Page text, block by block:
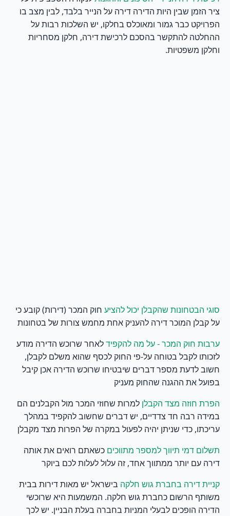
ציר הזמן שבין היות הדירה דירה על הנייר בלבד, לבין מצב בו
הפרויקט כבר גמור ומאוכלס בחלקו, יש השלכות רבות על
ההחלטה להתקשר בהסכם לרכישת דירה, חלקן מסחריות
וחלקן משפטיות.
סוגי הבטחונות שהקבלן יכול להציע חוק המכר (דירות) קובע כי
על קבלן המוכר דירה להעניק אחת מחמש צורות של בטחונות
ערבות חוק המכר - על מה להקפיד לאחר שרוכש הדירה מודע
לזכותו לקבל בטוחה על-פי החוק לכסף שהוא משלם לקבלן,
חשוב לדעת מספר דברים שיבטיחו שרוכש הדירה אכן קיבל
בפועל את ההגנה שהחוק מעניק
הפרת חוזה מצד הקבלן למרות שחוזי המכר מול הקבלנים הם
במידה רבה חד צדדיים, יש דברים שחשוב להקפיד במהלך
עריכתו, כדי שניתן יהיה לפעול במקרה של הפרות מצד מקבלן
תשלום דמי תיווך למספר מתווכים כשאתם רואים את אותה
דירה עם יותר ממתווך אחד, זה עלול לעלות לכם ביוקר
קניית דירה בחברת גוש חלקה בישראל יש מאות דירות בבית
משותף הרשום כחברת גוש חלקה. המשמעות היא שרוכשי
הדירה הופכים לבעלי המניות בחברה בעלת הבניין. יש לכך